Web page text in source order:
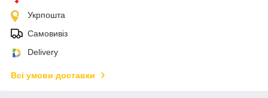
Укрпошта
Самовивіз
Delivery
Всі умови доставки